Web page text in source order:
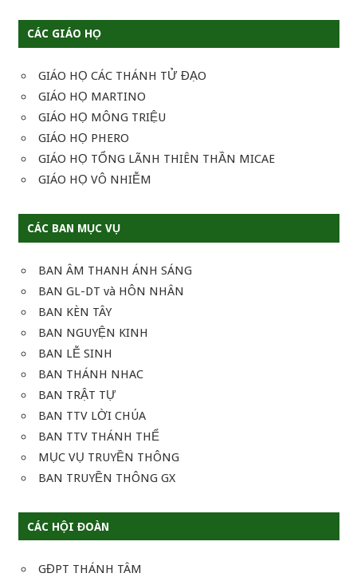
CÁC GIÁO HỌ
GIÁO HỌ CÁC THÁNH TỬ ĐẠO
GIÁO HỌ MARTINO
GIÁO HỌ MÔNG TRIỆU
GIÁO HỌ PHERO
GIÁO HỌ TỔNG LÃNH THIÊN THẦN MICAE
GIÁO HỌ VÔ NHIỄM
CÁC BAN MỤC VỤ
BAN ÂM THANH ÁNH SÁNG
BAN GL-DT và HÔN NHÂN
BAN KÈN TÂY
BAN NGUYỆN KINH
BAN LỄ SINH
BAN THÁNH NHAC
BAN TRẬT TỰ
BAN TTV LỜI CHÚA
BAN TTV THÁNH THỂ
MỤC VỤ TRUYỀN THÔNG
BAN TRUYỀN THÔNG GX
CÁC HỘI ĐOÀN
GĐPT THÁNH TÂM